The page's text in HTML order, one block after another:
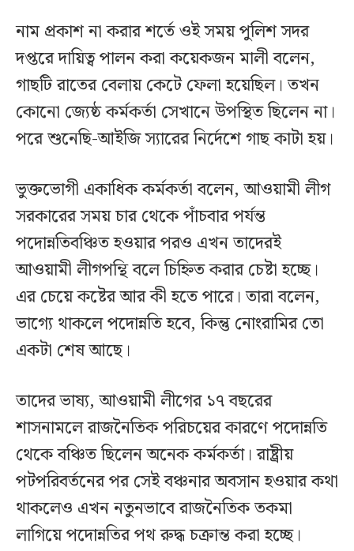
নাম প্রকাশ না করার শর্তে ওই সময় পুলিশ সদর
দপ্তরে দায়িত্ব পালন করা কয়েকজন মালী বলেন,
গাছটি রাতের বেলায় কেটে ফেলা হয়েছিল। তখন
কোনো জ্যেষ্ঠ কর্মকর্তা সেখানে উপস্থিত ছিলেন না।
পরে শুনেছি-আইজি স্যারের নির্দেশে গাছ কাটা হয়।
ভুক্তভোগী একাধিক কর্মকর্তা বলেন, আওয়ামী লীগ
সরকারের সময় চার থেকে পাঁচবার পর্যন্ত
পদোন্নতিবঞ্চিত হওয়ার পরও এখন তাদেরই
আওয়ামী লীগপন্থি বলে চিহ্নিত করার চেষ্টা হচ্ছে।
এর চেয়ে কষ্টের আর কী হতে পারে। তারা বলেন,
ভাগ্যে থাকলে পদোন্নতি হবে, কিন্তু নোংরামির তো
একটা শেষ আছে।
তাদের ভাষ্য, আওয়ামী লীগের ১৭ বছরের
শাসনামলে রাজনৈতিক পরিচয়ের কারণে পদোন্নতি
থেকে বঞ্চিত ছিলেন অনেক কর্মকর্তা। রাষ্ট্রীয়
পটপরিবর্তনের পর সেই বঞ্চনার অবসান হওয়ার কথা
থাকলেও এখন নতুনভাবে রাজনৈতিক তকমা
লাগিয়ে পদোন্নতির পথ রুদ্ধ চক্রান্ত করা হচ্ছে।